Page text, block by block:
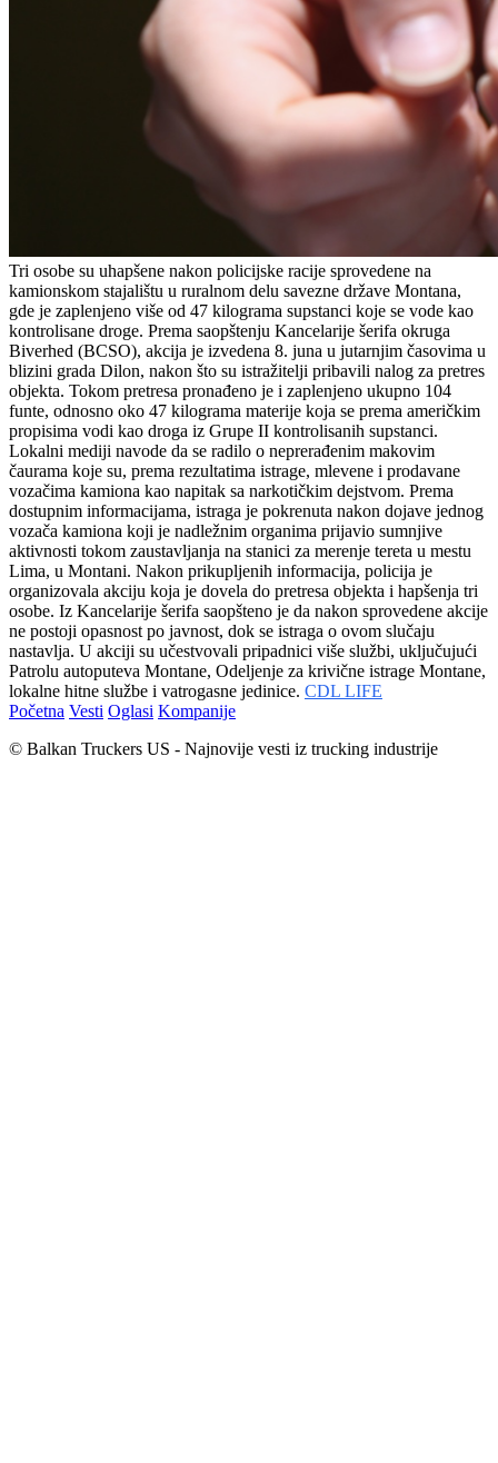
Tri osobe su uhapšene nakon policijske racije sprovedene na
kamionskom stajalištu u ruralnom delu savezne države Montana,
gde je zaplenjeno više od 47 kilograma supstanci koje se vode kao
kontrolisane droge. Prema saopštenju Kancelarije šerifa okruga
Biverhed (BCSO), akcija je izvedena 8. juna u jutarnjim časovima u
blizini grada Dilon, nakon što su istražitelji pribavili nalog za pretres
objekta. Tokom pretresa pronađeno je i zaplenjeno ukupno 104
funte, odnosno oko 47 kilograma materije koja se prema američkim
propisima vodi kao droga iz Grupe II kontrolisanih supstanci.
Lokalni mediji navode da se radilo o neprerađenim makovim
čaurama koje su, prema rezultatima istrage, mlevene i prodavane
vozačima kamiona kao napitak sa narkotičkim dejstvom. Prema
dostupnim informacijama, istraga je pokrenuta nakon dojave jednog
vozača kamiona koji je nadležnim organima prijavio sumnjive
aktivnosti tokom zaustavljanja na stanici za merenje tereta u mestu
Lima, u Montani. Nakon prikupljenih informacija, policija je
organizovala akciju koja je dovela do pretresa objekta i hapšenja tri
osobe. Iz Kancelarije šerifa saopšteno je da nakon sprovedene akcije
ne postoji opasnost po javnost, dok se istraga o ovom slučaju
nastavlja. U akciji su učestvovali pripadnici više službi, uključujući
Patrolu autoputeva Montane, Odeljenje za krivične istrage Montane,
lokalne hitne službe i vatrogasne jedinice. CDL LIFE
Početna Vesti Oglasi Kompanije
© Balkan Truckers US - Najnovije vesti iz trucking industrije